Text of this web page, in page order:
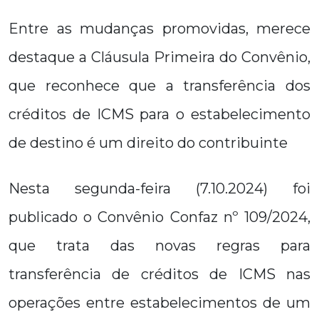
Entre as mudanças promovidas, merece
destaque a Cláusula Primeira do Convênio,
que reconhece que a transferência dos
créditos de ICMS para o estabelecimento
de destino é um direito do contribuinte
Nesta segunda-feira (7.10.2024) foi
publicado o Convênio Confaz nº 109/2024,
que trata das novas regras para
transferência de créditos de ICMS nas
operações entre estabelecimentos de um